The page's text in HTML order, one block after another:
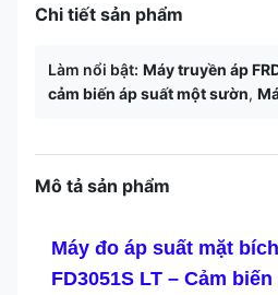
Chi tiết sản phẩm
Làm nổi bật: Máy truyền áp
cảm biến áp suất một sườn,
Mô tả sản phẩm
Máy đo áp suất mặt
FD3051S LT – Cảm